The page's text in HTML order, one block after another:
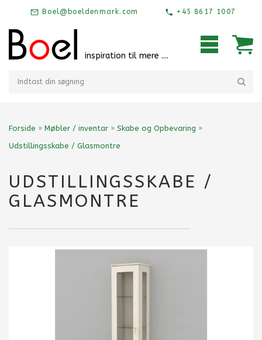
+45 8617 1007
Boel@boeldenmark.com
inspiration til mere ....
Forside » Møbler / inventar » Skabe og Opbevaring »
Udstillingsskabe / Glasmontre
UDSTILLINGSSKABE /
GLASMONTRE